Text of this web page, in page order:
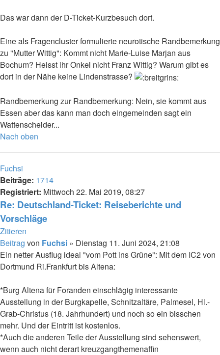
Das war dann der D-Ticket-Kurzbesuch dort.
Eine als Fragencluster formulierte neurotische Randbemerkung
zu "Mutter Wittig": Kommt nicht Marie-Luise Marjan aus
Bochum? Heisst ihr Onkel nicht Franz Wittig? Warum gibt es
dort in der Nähe keine Lindenstrasse?
Randbemerkung zur Randbemerkung: Nein, sie kommt aus
Essen aber das kann man doch eingemeinden sagt ein
Wattenscheider...
Nach oben
Fuchsi
Beiträge: 1714
Registriert: Mittwoch 22. Mai 2019, 08:27
Re: Deutschland-Ticket: Reiseberichte und
Vorschläge
Zitieren
Beitrag von Fuchsi » Dienstag 11. Juni 2024, 21:08
Ein netter Ausflug ideal "vom Pott ins Grüne": Mit dem IC2 von
Dortmund Ri.Frankfurt bis Altena:
*Burg Altena für Foranden einschlägig interessante
Ausstellung in der Burgkapelle, Schnitzaltäre, Palmesel, Hl.-
Grab-Christus (18. Jahrhundert) und noch so ein bisschen
mehr. Und der Eintritt ist kostenlos.
*Auch die anderen Teile der Ausstellung sind sehenswert,
wenn auch nicht derart kreuzgangthemenaffin